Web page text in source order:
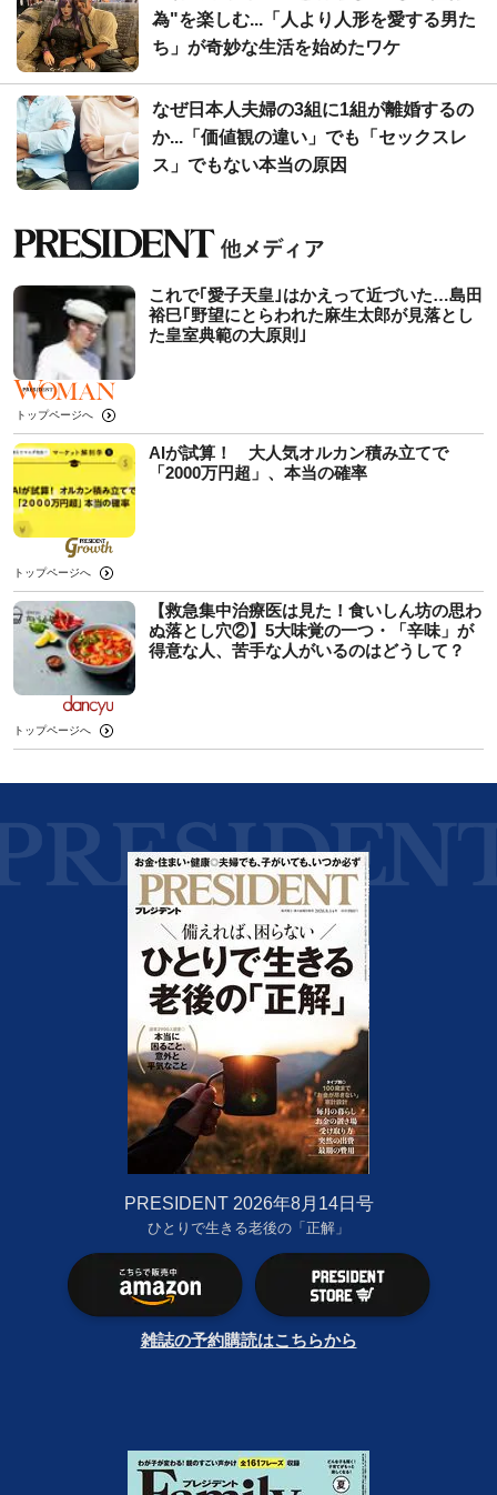
為"を楽しむ...「人より人形を愛する男た
ち」が奇妙な生活を始めたワケ
なぜ日本人夫婦の3組に1組が離婚するの
か...「価値観の違い」でも「セックスレ
ス」でもない本当の原因
これで｢愛子天皇｣はかえって近づいた…島田
裕巳｢野望にとらわれた麻生太郎が見落とし
た皇室典範の大原則｣
トップページへ
AIが試算！ 大人気オルカン積み立てで
「2000万円超」、本当の確率
トップページへ
【救急集中治療医は見た！食いしん坊の思わ
ぬ落とし穴②】5大味覚の一つ・「辛味」が
得意な人、苦手な人がいるのはどうして？
トップページへ
PRESIDENT 2026年8月14日号
ひとりで生きる老後の「正解」
雑誌の予約購読はこちらから